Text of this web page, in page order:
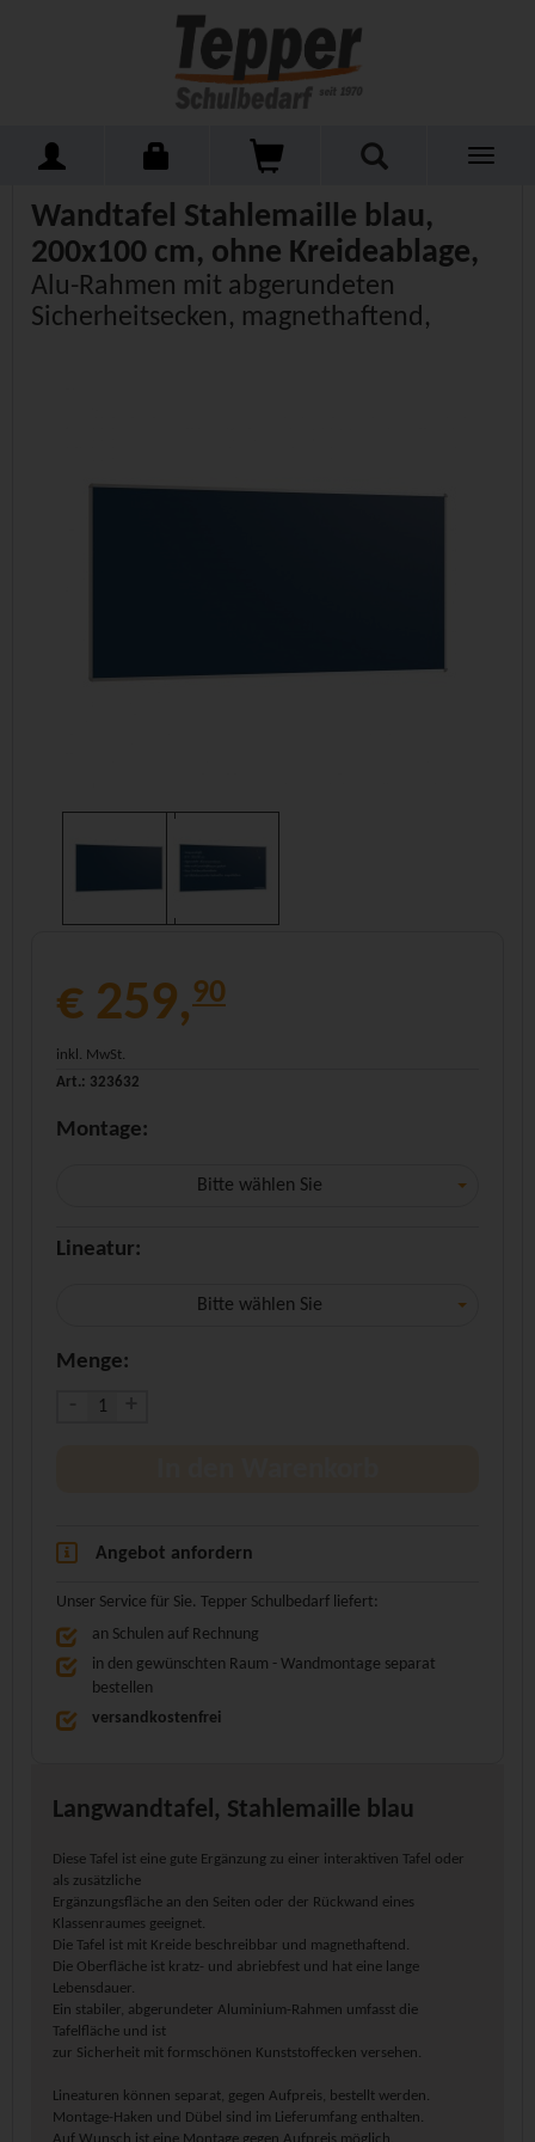
Toggle
Home Schulmöbel Wandtafeln Blau
Wandtafel Stahlemaille blau,
200x100 cm, ohne Kreideablage,
Alu-Rahmen mit abgerundeten
Sicherheitsecken, magnethaftend,
€ 259,90
inkl. MwSt.
Art.: 323632
Montage:
Bitte wählen Sie
Lineatur:
Bitte wählen Sie
Menge:
Angebot anfordern
Unser Service für Sie. Tepper Schulbedarf liefert:
an Schulen auf Rechnung
in den gewünschten Raum - Wandmontage separat
bestellen
versandkostenfrei
Langwandtafel, Stahlemaille blau
Diese Tafel ist eine gute Ergänzung zu einer interaktiven Tafel oder
als zusätzliche
Ergänzungsfläche an den Seiten oder der Rückwand eines
Klassenraumes geeignet.
Die Tafel ist mit Kreide beschreibbar und magnethaftend.
Die Oberfläche ist kratz- und abriebfest und hat eine lange
Lebensdauer.
Ein stabiler, abgerundeter Aluminium-Rahmen umfasst die
Tafelfläche und ist
zur Sicherheit mit formschönen Kunststoffecken versehen.
Lineaturen können separat, gegen Aufpreis, bestellt werden.
Montage-Haken und Dübel sind im Lieferumfang enthalten.